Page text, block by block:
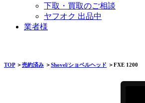
下取・買取のご相談
ヤフオク 出品中
業者様
TOP＞売約済み ＞Shovel/ショベルヘッド ＞FXE 1200